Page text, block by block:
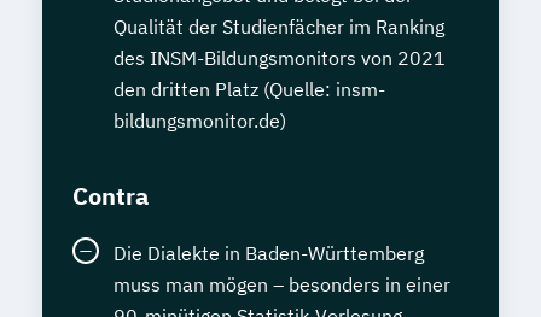
Qualität der Studienfächer im Ranking
des INSM-Bildungsmonitors von 2021
den dritten Platz (Quelle: insm-
bildungsmonitor.de)
Contra
Die Dialekte in Baden-Württemberg
muss man mögen – besonders in einer